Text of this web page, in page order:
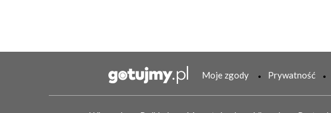
Moje zgody Prywatność